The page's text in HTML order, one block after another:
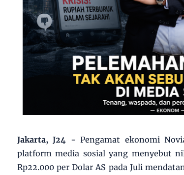
Jakarta, J24 - Pengamat ekonomi
platform media sosial yang menyebut
Rp22.000 per Dolar AS pada Juli